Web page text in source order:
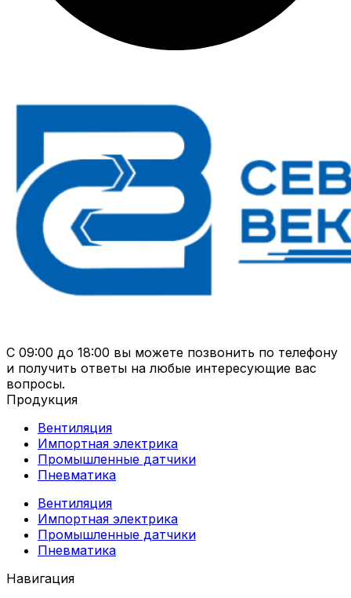
С 09:00 до 18:00 вы можете позвонить по телефону
и получить ответы на любые интересующие вас
вопросы.
Продукция
Вентиляция
Импортная электрика
Промышленные датчики
Пневматика
Вентиляция
Импортная электрика
Промышленные датчики
Пневматика
Навигация